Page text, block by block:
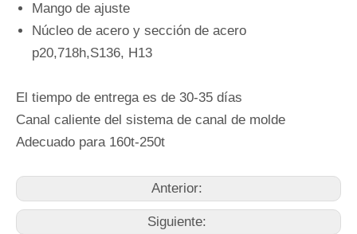
Mango de ajuste
Núcleo de acero y sección de acero
p20,718h,S136, H13
El tiempo de entrega es de 30-35 días
Canal caliente del sistema de canal de molde
Adecuado para 160t-250t
Anterior:
Siguiente: